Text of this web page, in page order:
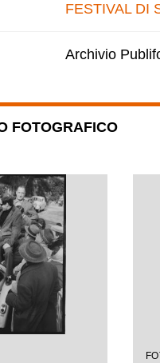
FESTIVAL DI
Archivio
FOTOGRAFICO